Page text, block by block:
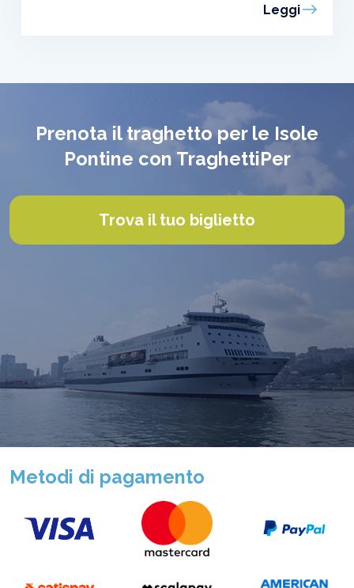
Leggi
Prenota il traghetto per le Isole
Pontine con TraghettiPer
Trova il tuo biglietto
Metodi di pagamento